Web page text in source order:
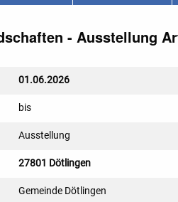
- Ausstellung
01.06.2026
bis
Ausstellung
27801 Dötlingen
Gemeinde Dötlingen